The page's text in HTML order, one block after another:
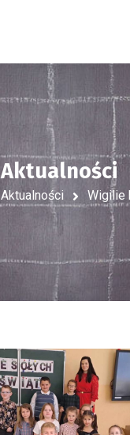
Aktualności
Aktualności Wigilie